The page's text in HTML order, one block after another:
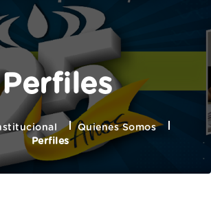
Perfiles
Quienes Somos
Perfiles